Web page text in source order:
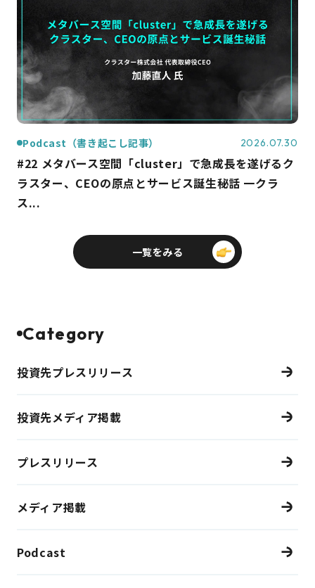
Podcast（書き起こし記事） 2026.07.30
#22 メタバース空間「cluster」で急成長を遂げるク
ラスター、CEOの原点とサービス誕生秘話 一クラ
ス...
一覧をみる
Category
投資先プレスリリース
投資先メディア掲載
プレスリリース
メディア掲載
Podcast